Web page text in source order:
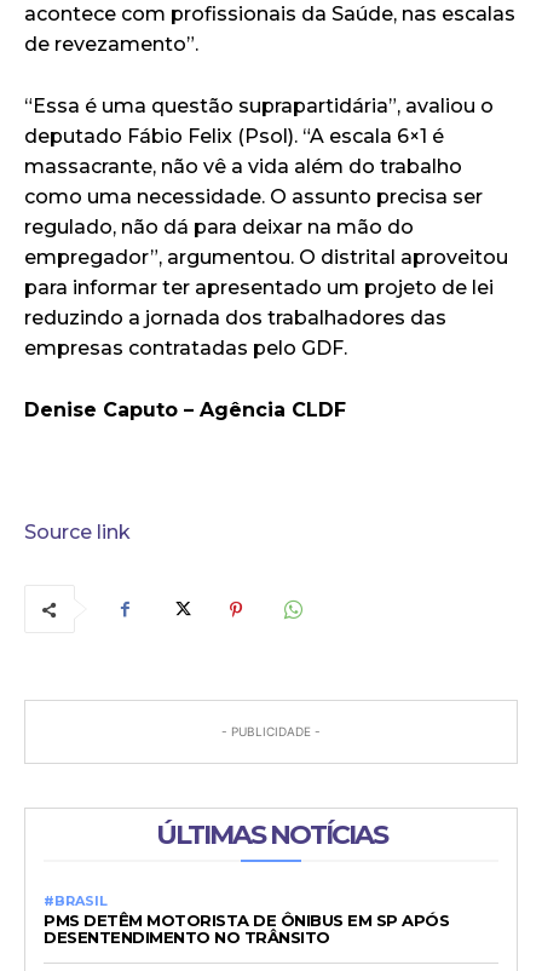
acontece com profissionais da Saúde, nas escalas
de revezamento”.
“Essa é uma questão suprapartidária”, avaliou o
deputado Fábio Felix (Psol). “A escala 6×1 é
massacrante, não vê a vida além do trabalho
como uma necessidade. O assunto precisa ser
regulado, não dá para deixar na mão do
empregador”, argumentou. O distrital aproveitou
para informar ter apresentado um projeto de lei
reduzindo a jornada dos trabalhadores das
empresas contratadas pelo GDF.
Denise Caputo – Agência CLDF
Source link
- PUBLICIDADE -
ÚLTIMAS NOTÍCIAS
#BRASIL
PMS DETÊM MOTORISTA DE ÔNIBUS EM SP APÓS
DESENTENDIMENTO NO TRÂNSITO